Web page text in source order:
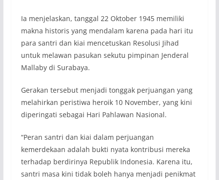
Ia menjelaskan, tanggal 22 Oktober 1945 memiliki
makna historis yang mendalam karena pada hari itu
para santri dan kiai mencetuskan Resolusi Jihad
untuk melawan pasukan sekutu pimpinan Jenderal
Mallaby di Surabaya.
Gerakan tersebut menjadi tonggak perjuangan yang
melahirkan peristiwa heroik 10 November, yang kini
diperingati sebagai Hari Pahlawan Nasional.
“Peran santri dan kiai dalam perjuangan
kemerdekaan adalah bukti nyata kontribusi mereka
terhadap berdirinya Republik Indonesia. Karena itu,
santri masa kini tidak boleh hanya menjadi penikmat